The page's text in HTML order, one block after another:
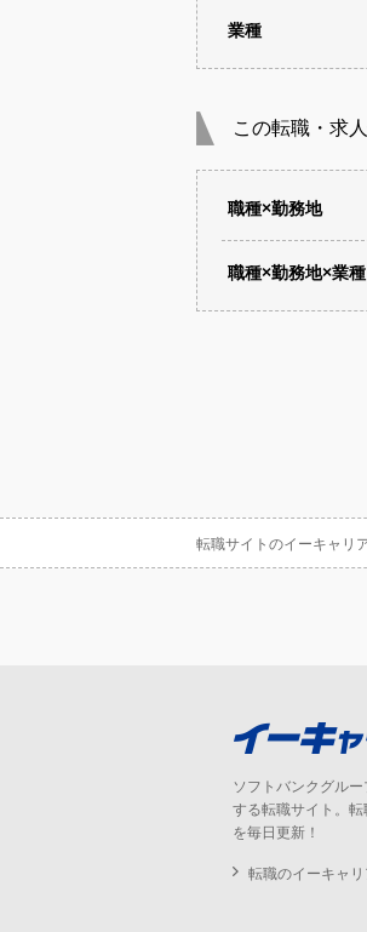
業種
この転職・求
職種×勤務地
職種×勤務地×業種
転職サイトのイーキャリ
ソフトバンクグル
する転職サイト。転
を毎日更新！
転職のイーキャ